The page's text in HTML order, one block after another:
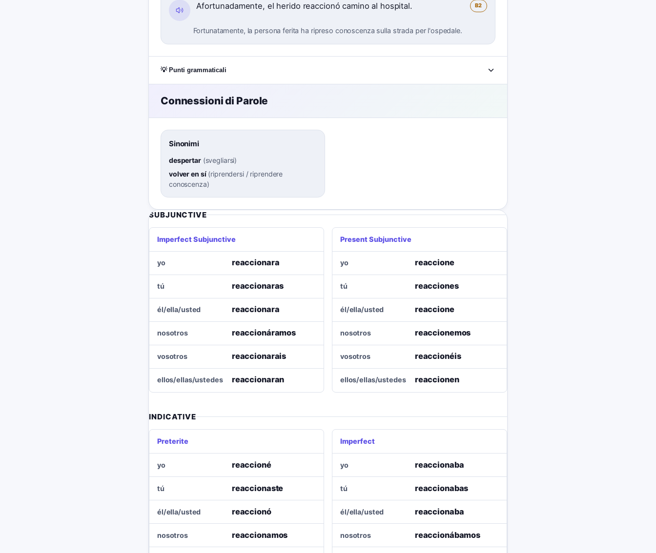
Afortunadamente, el herido reaccionó camino al hospital. B2
Fortunatamente, la persona ferita ha ripreso conoscenza sulla strada per l'ospedale.
💡 Punti grammaticali
Connessioni di Parole
Sinonimi
despertar(svegliarsi)
volver en sí(riprendersi / riprendere
conoscenza)
SUBJUNCTIVE
Imperfect Subjunctive
yo reaccionara
tú reaccionaras
él/ella/usted reaccionara
nosotros reaccionáramos
vosotros reaccionarais
ellos/ellas/ustedes reaccionaran
Present Subjunctive
yo reaccione
tú reacciones
él/ella/usted reaccione
nosotros reaccionemos
vosotros reaccionéis
ellos/ellas/ustedes reaccionen
INDICATIVE
Preterite
yo reaccioné
tú reaccionaste
él/ella/usted reaccionó
nosotros reaccionamos
Imperfect
yo reaccionaba
tú reaccionabas
él/ella/usted reaccionaba
nosotros reaccionábamos